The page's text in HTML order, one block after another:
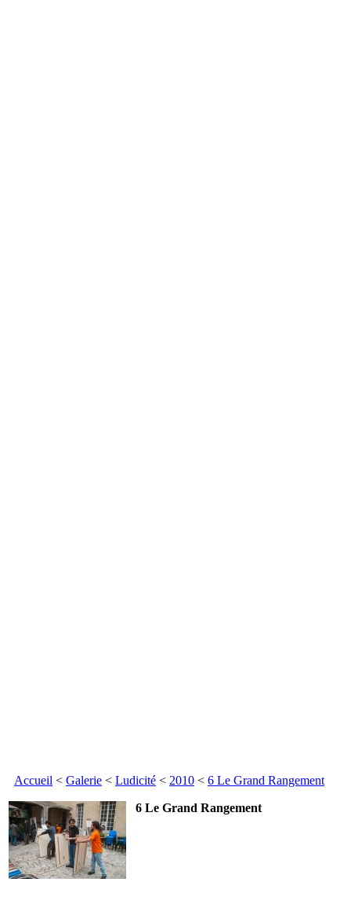
Accueil < Galerie < Ludicité < 2010 < 6 Le Grand Rangement
6 Le Grand Rangement